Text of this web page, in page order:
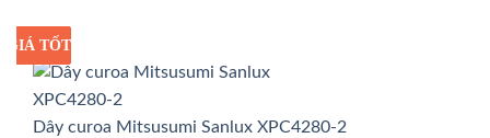
GIÁ SỈ
GIÁ TỐT
Dây curoa Mitsusumi Sanlux XPC4280-2